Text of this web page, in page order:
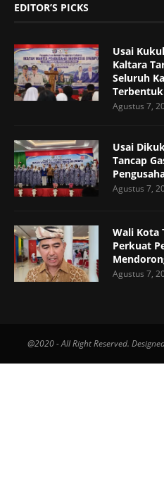
EDITOR’S PICKS
Usai
Kaltara
Seluruh
Terbentuk
Agustus 7,
Usai
Tancap
Agustus 7,
Wali Kota
Perkuat
Agustus 7,
@2020 - All Right Reserved.